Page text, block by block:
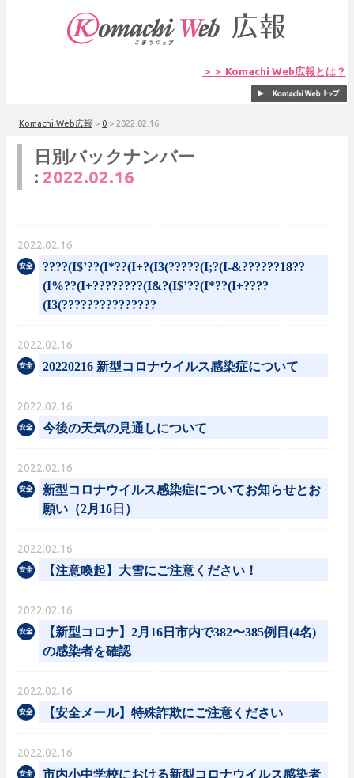
＞＞ Komachi Web広報とは？
Komachi Web広報 > 0 > 2022.02.16
日別バックナンバー
: 2022.02.16
2022.02.16
????(I$’??(I*??(I+?(I3(?????(I;?(I-&??????18??
(I%??(I+????????(I&?(I$’??(I*??(I+????
(I3(???????????????
2022.02.16
20220216 新型コロナウイルス感染症について
2022.02.16
今後の天気の見通しについて
2022.02.16
新型コロナウイルス感染症についてお知らせとお
願い（2月16日）
2022.02.16
【注意喚起】大雪にご注意ください！
2022.02.16
【新型コロナ】2月16日市内で382〜385例目(4名)
の感染者を確認
2022.02.16
【安全メール】特殊詐欺にご注意ください
2022.02.16
市内小中学校における新型コロナウイルス感染者